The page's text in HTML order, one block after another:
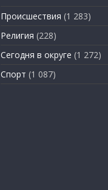
Происшествия (1 283)
Религия (228)
Сегодня в округе (1 272)
Спорт (1 087)